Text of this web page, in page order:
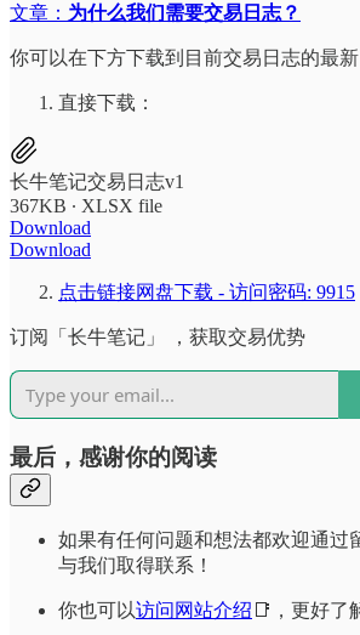
文章： 为什么我们需要交易日志？
你可以在下方下载到目前交易日志的最新
直接下载：
长牛笔记交易日志v1
367KB ∙ XLSX file
Download
Download
点击链接网盘下载 - 访问密码: 9915
订阅「长牛笔记」 ，获取交易优势
最后，感谢你的阅读
如果有任何问题和想法都欢迎通过
与我们取得联系！
你也可以访问网站介绍 📑，更好了